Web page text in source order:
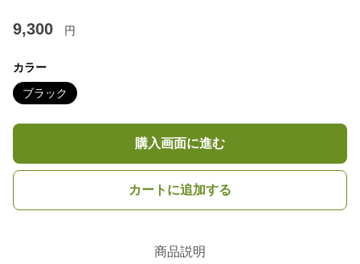
9,300 円
カラー
ブラック
購入画面に進む
カートに追加する
商品説明